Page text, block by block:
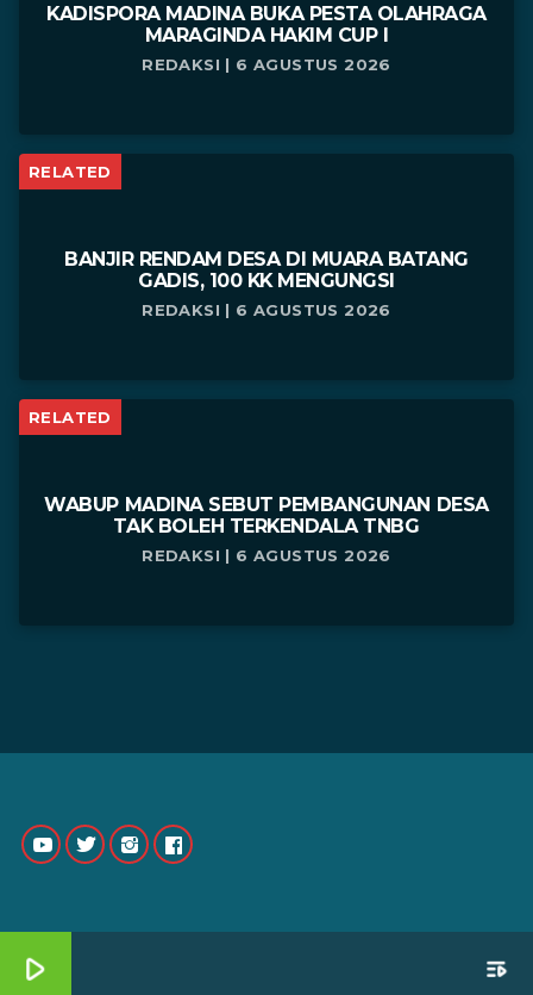
KADISPORA MADINA BUKA PESTA OLAHRAGA
MARAGINDA HAKIM CUP I
REDAKSI | 6 AGUSTUS 2026
RELATED
BANJIR RENDAM DESA DI MUARA BATANG
GADIS, 100 KK MENGUNGSI
REDAKSI | 6 AGUSTUS 2026
RELATED
WABUP MADINA SEBUT PEMBANGUNAN DESA
TAK BOLEH TERKENDALA TNBG
REDAKSI | 6 AGUSTUS 2026
play_arrow playlist_play